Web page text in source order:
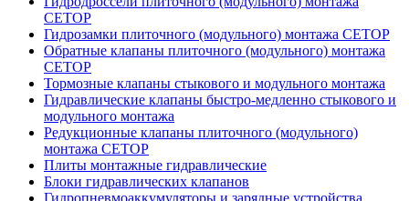
CETOP
Гидрозамки плиточного (модульного) монтажа CETOP
Обратные клапаны плиточного (модульного) монтажа
CETOP
Тормозные клапаны стыкового и модульного монтажа
Гидравлические клапаны быстро-медленно стыкового и
модульного монтажа
Редукционные клапаны плиточного (модульного)
монтажа CETOP
Плиты монтажные гидравлические
Блоки гидравлических клапанов
Гидропневмоаккумуляторы и зарядные устройства